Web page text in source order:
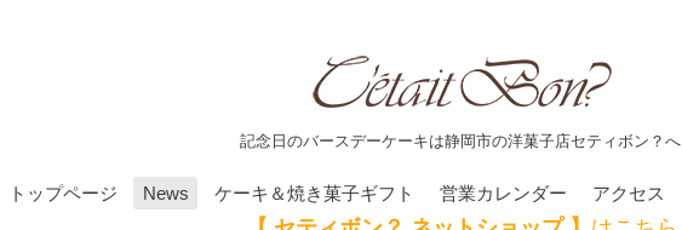
記念日のバースデーケーキは静岡市の洋菓子店セティボン？へ
トップページ News ケーキ＆焼き菓子ギフト 営業カレンダー アクセス